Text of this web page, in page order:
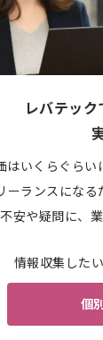
レバテッ
はいくらぐら
ーランスにな
安や疑問に、
情報収集した
個